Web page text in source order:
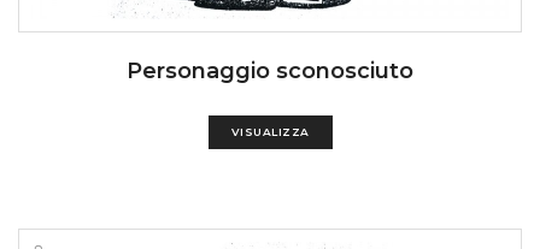
Personaggio sconosciuto
VISUALIZZA